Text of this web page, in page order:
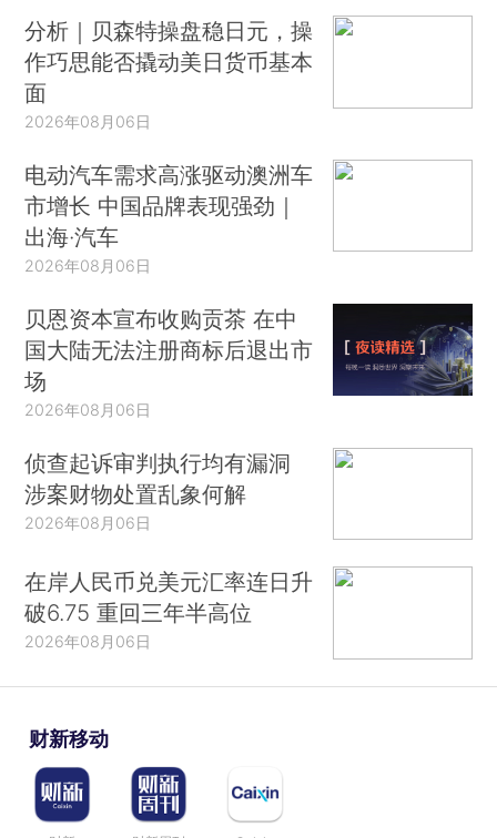
分析｜贝森特操盘稳日元，操
作巧思能否撬动美日货币基本
面
2026年08月06日
电动汽车需求高涨驱动澳洲车
市增长 中国品牌表现强劲｜
出海·汽车
2026年08月06日
贝恩资本宣布收购贡茶 在中
国大陆无法注册商标后退出市
场
2026年08月06日
侦查起诉审判执行均有漏洞
涉案财物处置乱象何解
2026年08月06日
在岸人民币兑美元汇率连日升
破6.75 重回三年半高位
2026年08月06日
财新移动